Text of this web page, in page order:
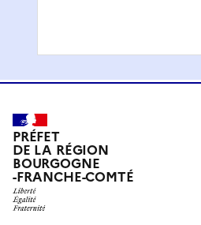
PRÉFET
DE LA RÉGION
BOURGOGNE
-FRANCHE-COMTÉ